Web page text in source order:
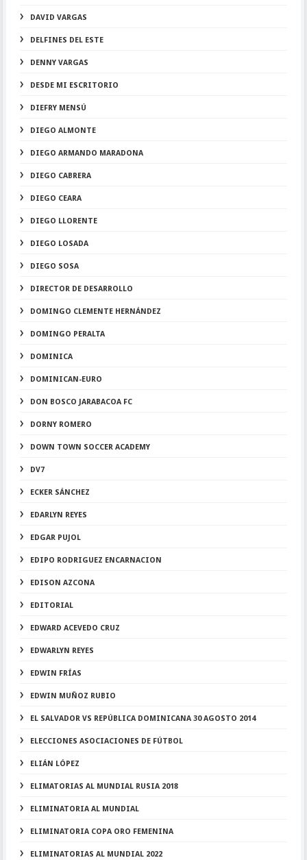
DAVID VARGAS
DELFINES DEL ESTE
DENNY VARGAS
DESDE MI ESCRITORIO
DIEFRY MENSÚ
DIEGO ALMONTE
DIEGO ARMANDO MARADONA
DIEGO CABRERA
DIEGO CEARA
DIEGO LLORENTE
DIEGO LOSADA
DIEGO SOSA
DIRECTOR DE DESARROLLO
DOMINGO CLEMENTE HERNÁNDEZ
DOMINGO PERALTA
DOMINICA
DOMINICAN-EURO
DON BOSCO JARABACOA FC
DORNY ROMERO
DOWN TOWN SOCCER ACADEMY
DV7
ECKER SÁNCHEZ
EDARLYN REYES
EDGAR PUJOL
EDIPO RODRIGUEZ ENCARNACION
EDISON AZCONA
EDITORIAL
EDWARD ACEVEDO CRUZ
EDWARLYN REYES
EDWIN FRÍAS
EDWIN MUÑOZ RUBIO
EL SALVADOR VS REPÚBLICA DOMINICANA 30 AGOSTO 2014
ELECCIONES ASOCIACIONES DE FÚTBOL
ELIÁN LÓPEZ
ELIMATORIAS AL MUNDIAL RUSIA 2018
ELIMINATORIA AL MUNDIAL
ELIMINATORIA COPA ORO FEMENINA
ELIMINATORIAS AL MUNDIAL 2022